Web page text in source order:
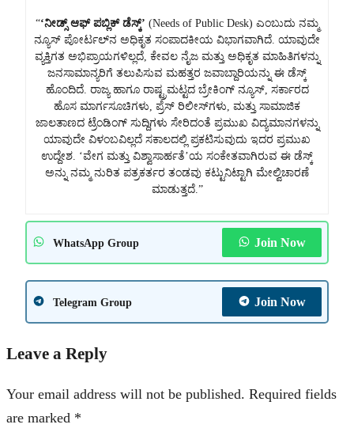
“‘ನೀಡ್ಸ್ ಆಫ್ ಪಬ್ಲಿಕ್ ಡೆಸ್ಕ್’ (Needs of Public Desk) ಎಂಬುದು ನಮ್ಮ
ನ್ಯೂಸ್ ಪೋರ್ಟಲ್‌ನ ಅಧಿಕೃತ ಸಂಪಾದಕೀಯ ವಿಭಾಗವಾಗಿದೆ. ಯಾವುದೇ
ವ್ಯಕ್ತಿಗತ ಅಭಿಪ್ರಾಯಗಳಿಲ್ಲದೆ, ಕೇವಲ ನೈಜ ಮತ್ತು ಅಧಿಕೃತ ಮಾಹಿತಿಗಳನ್ನು
ಜನಸಾಮಾನ್ಯರಿಗೆ ತಲುಪಿಸುವ ಮಹತ್ತರ ಜವಾಬ್ದಾರಿಯನ್ನು ಈ ಡೆಸ್ಕ್
ಹೊಂದಿದೆ. ರಾಜ್ಯ ಹಾಗೂ ರಾಷ್ಟ್ರಮಟ್ಟದ ಬ್ರೇಕಿಂಗ್ ನ್ಯೂಸ್, ಸರ್ಕಾರದ
ಹೊಸ ಮಾರ್ಗಸೂಚಿಗಳು, ಪ್ರೆಸ್ ರಿಲೀಸ್‌ಗಳು, ಮತ್ತು ಸಾಮಾಜಿಕ
ಜಾಲತಾಣದ ಟ್ರೆಂಡಿಂಗ್ ಸುದ್ದಿಗಳು ಸೇರಿದಂತೆ ಪ್ರಮುಖ ವಿದ್ಯಮಾನಗಳನ್ನು
ಯಾವುದೇ ವಿಳಂಬವಿಲ್ಲದೆ ಸಕಾಲದಲ್ಲಿ ಪ್ರಕಟಿಸುವುದು ಇದರ ಪ್ರಮುಖ
ಉದ್ದೇಶ. ‘ವೇಗ ಮತ್ತು ವಿಶ್ವಾಸಾರ್ಹತೆ’ಯ ಸಂಕೇತವಾಗಿರುವ ಈ ಡೆಸ್ಕ್
ಅನ್ನು ನಮ್ಮ ನುರಿತ ಪತ್ರಕರ್ತರ ತಂಡವು ಕಟ್ಟುನಿಟ್ಟಾಗಿ ಮೇಲ್ವಿಚಾರಣೆ
ಮಾಡುತ್ತದೆ.”
WhatsApp Group Join Now
Telegram Group Join Now
Leave a Reply
Your email address will not be published. Required fields
are marked *